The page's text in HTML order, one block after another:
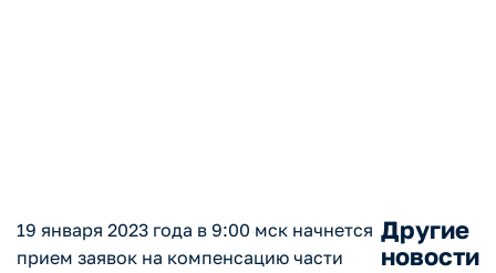
19 января 2023 года в 9:00 мск начнется
прием заявок на компенсацию части
Другие
новости